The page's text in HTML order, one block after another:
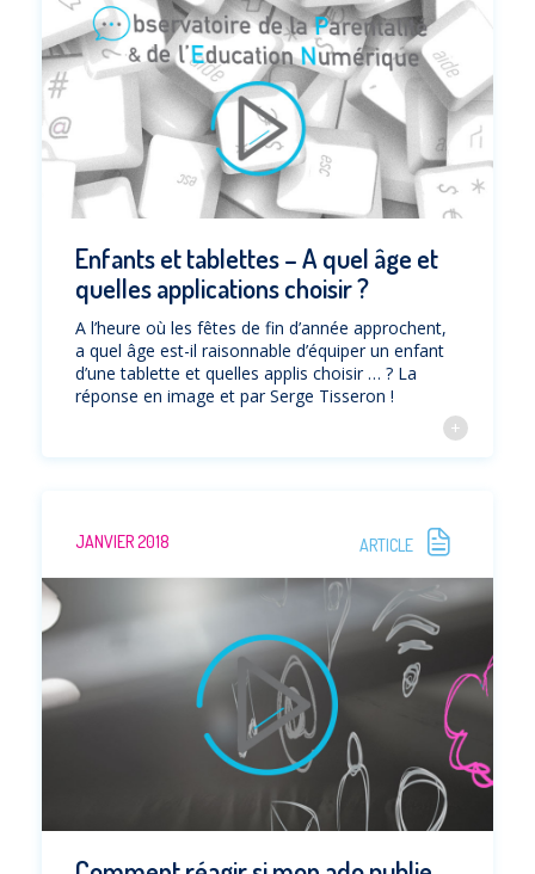
Enfants et tablettes – A quel âge et
quelles applications choisir ?
A l’heure où les fêtes de fin d’année approchent,
a quel âge est-il raisonnable d’équiper un enfant
d’une tablette et quelles applis choisir … ? La
réponse en image et par Serge Tisseron !
JANVIER 2018 ARTICLE